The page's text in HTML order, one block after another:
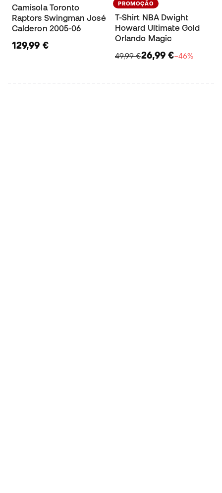
Camisola Toronto
Raptors Swingman José
Calderon 2005-06
129,99 €
PROMOÇÃO
T-Shirt NBA Dwight
Howard Ultimate Gold
Orlando Magic
49,99 €26,99 €−46%